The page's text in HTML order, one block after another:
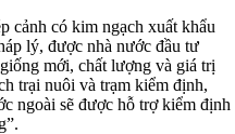
cảnh có kim ngạch xuất khẩu
lý, được nhà nước đầu tư
mới, chất lượng và giá trị
trại nuôi và trạm kiểm định,
ngoài sẽ được hỗ trợ kiểm định